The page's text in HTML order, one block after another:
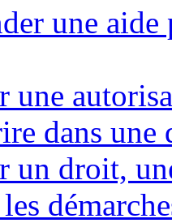
une
une
dans une
un droit,